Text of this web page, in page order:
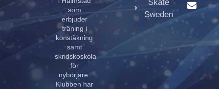
som
erbjuder
träning i
konståkning
samt
skridskoskola
för
nybörjare.
Klubben har
Skate
Sweden